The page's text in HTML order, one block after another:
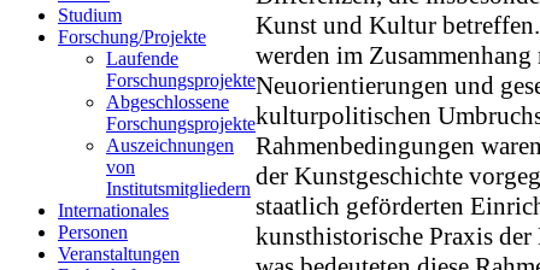
Studium
Forschung/Projekte
Laufende
Forschungsprojekte
Abgeschlossene
Forschungsprojekte
Auszeichnungen
von
Institutsmitgliedern
Internationales
Personen
Veranstaltungen
Kunst und Kultur
werden im
Neuorientierungen und
kulturpolitischen
Rahmenbedingungen
der Kunstgeschichte
staatlich geförderten
kunsthistorische Praxis